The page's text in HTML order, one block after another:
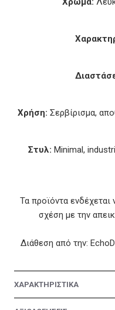
Χρήση: Σερβίρισμα,
Στυλ: Minimal,
Τα προϊόντα
σχέση με την
Διάθεση από την:
ΧΑΡΑΚΤΗΡΙΣΤΙΚΑ